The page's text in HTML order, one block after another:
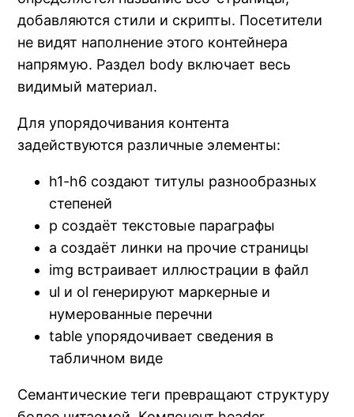
добавляются стили и скрипты. Посетители
не видят наполнение этого контейнера
напрямую. Раздел body включает весь
видимый материал.
Для упорядочивания контента
задействуются различные элементы:
h1-h6 создают титулы разнообразных
степеней
p создаёт текстовые параграфы
a создаёт линки на прочие страницы
img встраивает иллюстрации в файл
ul и ol генерируют маркерные и
нумерованные перечни
table упорядочивает сведения в
табличном виде
Семантические теги превращают структуру